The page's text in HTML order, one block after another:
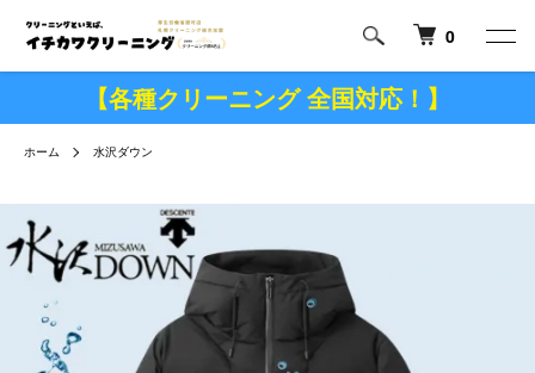
0
【各種クリーニング 全国対応！】
ホーム 水沢ダウン